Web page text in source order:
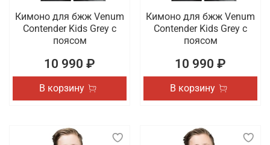
Кимоно для бжж Venum
Contender Kids Grey с
поясом
10 990 ₽
В корзину
Кимоно для бжж Venum
Contender Kids Grey с
поясом
10 990 ₽
В корзину